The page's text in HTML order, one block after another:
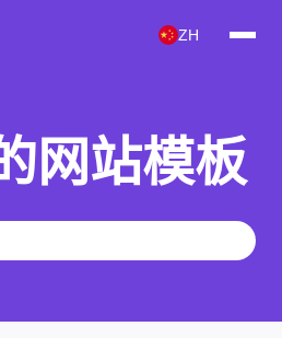
ZH
网站模板